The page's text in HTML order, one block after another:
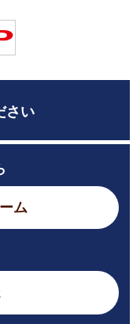
さい
ム